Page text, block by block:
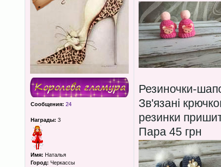
Сообщения: 24
Награды: 3
Имя: Наталья
Город: Черкассы
Резиночки-
Зв'язані
резинки
Пара 45 грн